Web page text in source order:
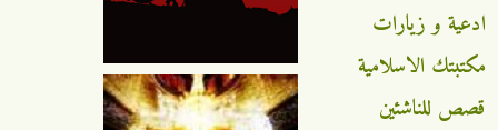
ادعية و زيارات
مكتبتك الاسلامية
قصص للناشئين